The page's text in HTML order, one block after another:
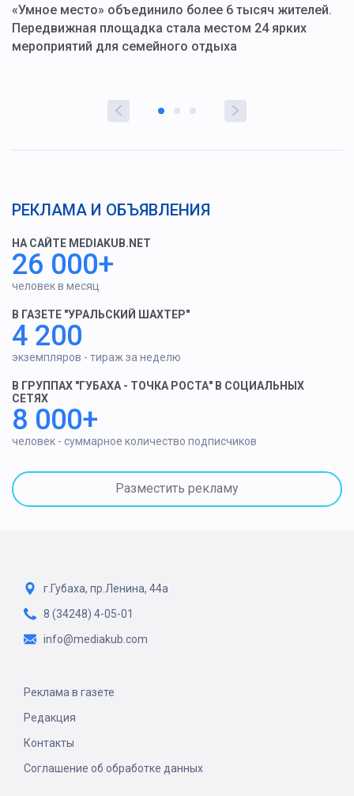
«Умное место» объединило более 6 тысяч жителей.
Передвижная площадка стала местом 24 ярких
мероприятий для семейного отдыха
РЕКЛАМА И ОБЪЯВЛЕНИЯ
НА САЙТЕ MEDIAKUB.NET
26 000+
человек в месяц
В ГАЗЕТЕ "УРАЛЬСКИЙ ШАХТЕР"
4 200
экземпляров - тираж за неделю
В ГРУППАХ "ГУБАХА - ТОЧКА РОСТА" В СОЦИАЛЬНЫХ
СЕТЯХ
8 000+
человек - суммарное количество подписчиков
Разместить рекламу
г.Губаха, пр.Ленина, 44а
8 (34248) 4-05-01
info@mediakub.com
Реклама в газете
Редакция
Контакты
Соглашение об обработке данных